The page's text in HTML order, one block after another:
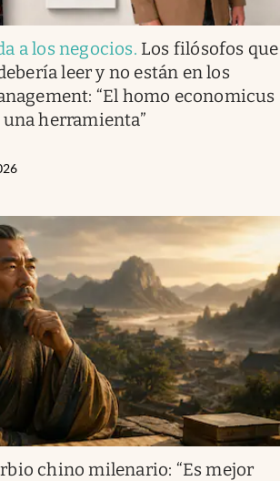
a los negocios. Los filósofos que
leer y no están en los
“El homo economicus
una herramienta”
chino milenario: “Es mejor